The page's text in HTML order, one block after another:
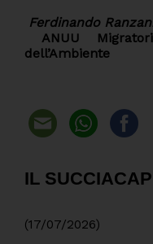
Ferdinando
ANUU
dell’Ambiente
IL
(17/07/2026)